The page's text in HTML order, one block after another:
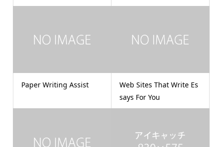
Paper Writing Assist
Web Sites That Write Es
says For You